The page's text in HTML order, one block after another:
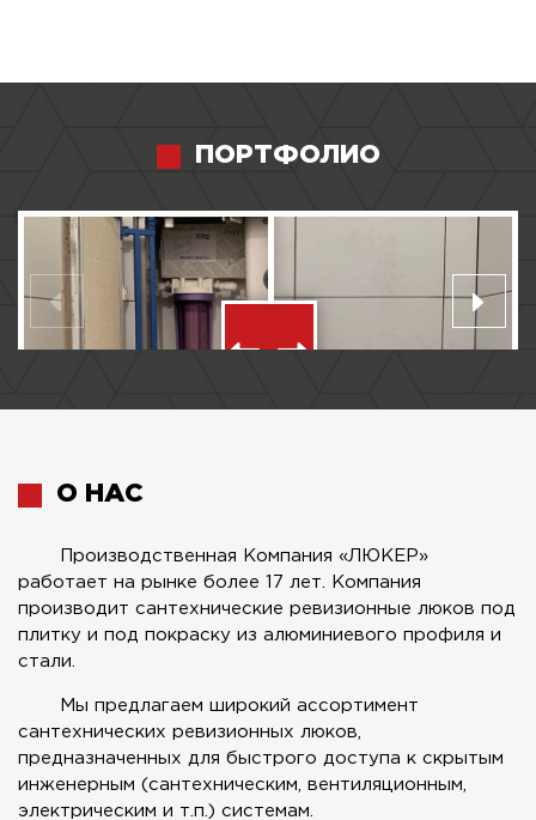
ПОРТФОЛИО
Серия AL-KR двухстворчатый
О НАС
Производственная Компания «ЛЮКЕР»
работает на рынке более 17 лет. Компания
производит сантехнические ревизионные люков под
плитку и под покраску из алюминиевого профиля и
стали.
Мы предлагаем широкий ассортимент
сантехнических ревизионных люков,
предназначенных для быстрого доступа к скрытым
инженерным (сантехническим, вентиляционным,
электрическим и т.п.) системам.